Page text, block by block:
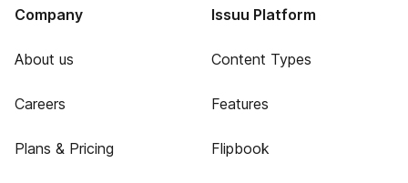
Company
About us
Careers
Plans & Pricing
Issuu Platform
Content Types
Features
Flipbook